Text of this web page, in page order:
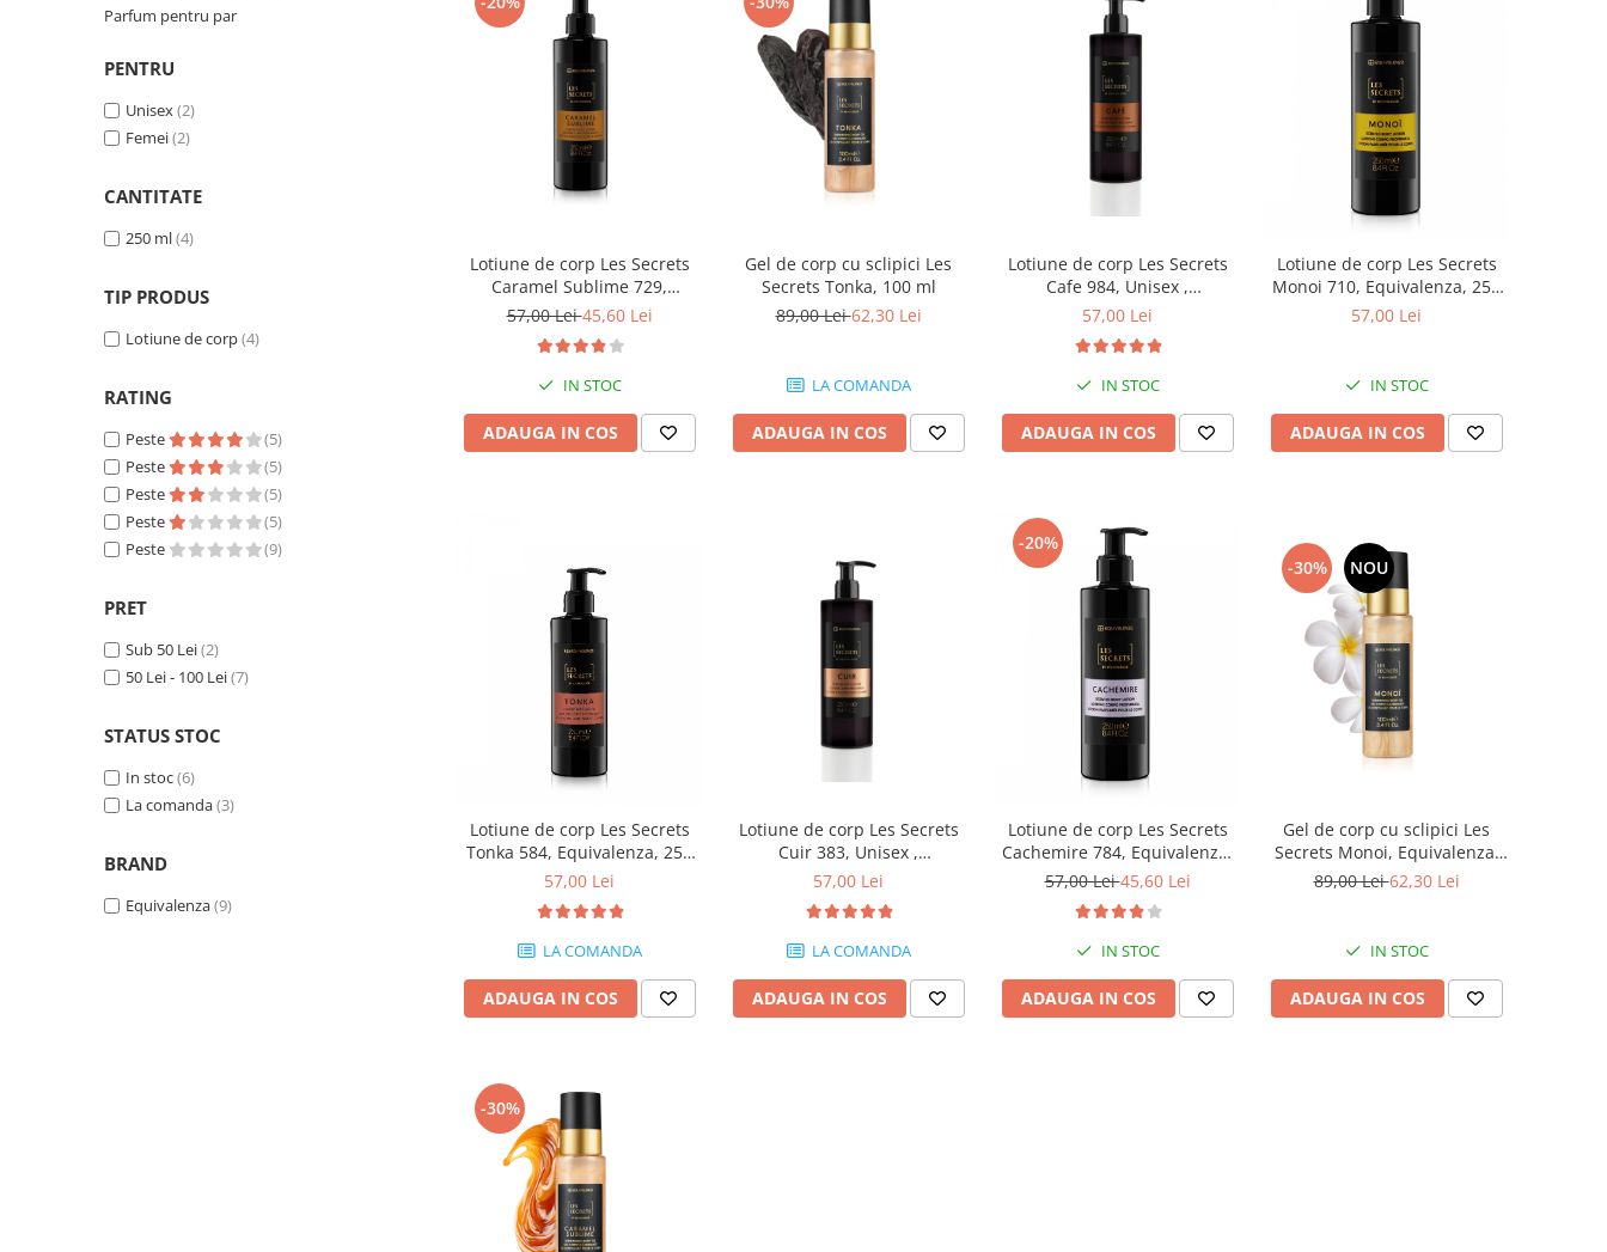
Ulei pentru barbaParfum pentru par
PENTRU
Unisex(2)
Femei(2)
CANTITATE
250 ml(4)
TIP PRODUS
Lotiune de corp(4)
RATING
Peste
(5)
Peste
(5)
Peste
(5)
Peste
(5)
Peste
(9)
PRET
Sub 50 Lei(2)
50 Lei - 100 Lei(7)
STATUS STOC
In stoc(6)
La comanda(3)
BRAND
Equivalenza(9)
Lotiune de corp Les Secrets
Caramel Sublime 729,
Equivalenza, 250 ml
57,00 Lei45,60 Lei
IN STOC
ADAUGA IN COS
Gel de corp cu sclipici Les
Secrets Tonka, 100 ml
89,00 Lei62,30 Lei
LA COMANDA
ADAUGA IN COS
Lotiune de corp Les Secrets
Cafe 984, Unisex ,
Equivalenza, 250 ml
57,00 Lei
IN STOC
ADAUGA IN COS
Lotiune de corp Les Secrets
Monoi 710, Equivalenza, 250
ml
57,00 Lei
IN STOC
ADAUGA IN COS
Lotiune de corp Les Secrets
Tonka 584, Equivalenza, 250
ml
57,00 Lei
LA COMANDA
ADAUGA IN COS
Lotiune de corp Les Secrets
Cuir 383, Unisex ,
Equivalenza, 250 ml
57,00 Lei
LA COMANDA
ADAUGA IN COS
-20%
Lotiune de corp Les Secrets
Cachemire 784, Equivalenza,
250 ml
57,00 Lei45,60 Lei
IN STOC
ADAUGA IN COS
-30% NOU
Gel de corp cu sclipici Les
Secrets Monoi, Equivalenza,
100 ml
89,00 Lei62,30 Lei
IN STOC
ADAUGA IN COS
-30%